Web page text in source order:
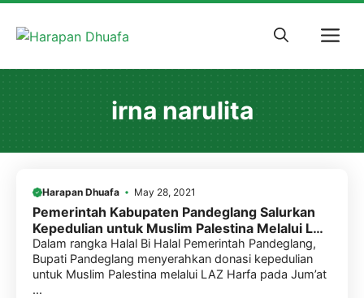
irna narulita
Harapan Dhuafa May 28, 2021
Pemerintah Kabupaten Pandeglang Salurkan
Kepedulian untuk Muslim Palestina Melalui LAZ
Harfaa
Dalam rangka Halal Bi Halal Pemerintah Pandeglang,
Bupati Pandeglang menyerahkan donasi kepedulian
untuk Muslim Palestina melalui LAZ Harfa pada Jum’at
...